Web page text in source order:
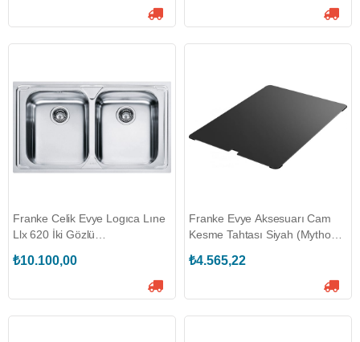
Franke Celik Evye Logıca Lıne
Llx 620 İki Gözlü
₺10.100,00
Franke Evye Aksesuarı Cam
Kesme Tahtası Siyah (Mythos)
₺4.565,22